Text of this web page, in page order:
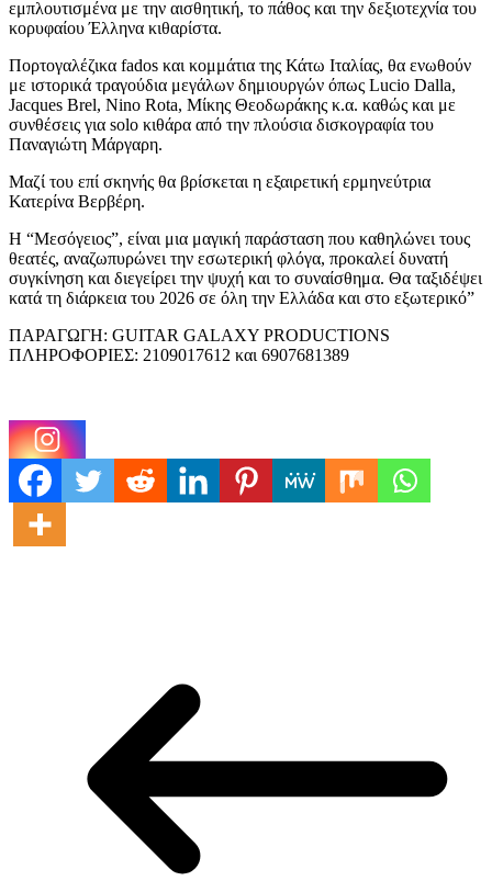
εμπλουτισμένα με την αισθητική, το πάθος και την δεξιοτεχνία του
κορυφαίου Έλληνα κιθαρίστα.
Πορτογαλέζικα fados και κομμάτια της Κάτω Ιταλίας, θα ενωθούν
με ιστορικά τραγούδια μεγάλων δημιουργών όπως Lucio Dalla,
Jacques Brel, Nino Rota, Μίκης Θεοδωράκης κ.α. καθώς και με
συνθέσεις για solo κιθάρα από την πλούσια δισκογραφία του
Παναγιώτη Μάργαρη.
Μαζί του επί σκηνής θα βρίσκεται η εξαιρετική ερμηνεύτρια
Κατερίνα Βερβέρη.
Η “Μεσόγειος”, είναι μια μαγική παράσταση που καθηλώνει τους
θεατές, αναζωπυρώνει την εσωτερική φλόγα, προκαλεί δυνατή
συγκίνηση και διεγείρει την ψυχή και το συναίσθημα. Θα ταξιδέψει
κατά τη διάρκεια του 2026 σε όλη την Ελλάδα και στο εξωτερικό”
ΠΑΡΑΓΩΓΗ: GUITAR GALAXY PRODUCTIONS
ΠΛΗΡΟΦΟΡΙΕΣ: 2109017612 και 6907681389